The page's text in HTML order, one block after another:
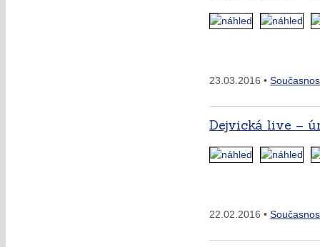
23.03.2016 •
Dejvická live –
22.02.2016 •